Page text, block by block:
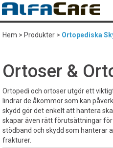
Hem>Produkter>Ortopediska
Ortoser &
Ortopedi och ortoser utgör ett
lindrar de åkommor som kan
skydd gör det enkelt att hantera
skapar även rätt förutsättningar
stödband och skydd som hanterar
frakturer.